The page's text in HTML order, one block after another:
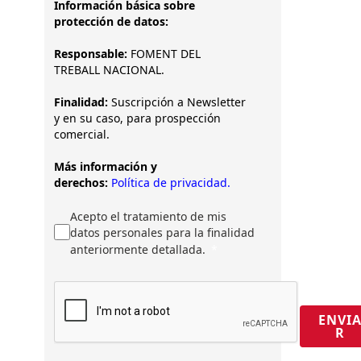
Información básica sobre
protección de datos:
Responsable: FOMENT DEL
TREBALL NACIONAL.
Finalidad: Suscripción a Newsletter
y en su caso, para prospección
comercial.
Más información y
derechos: Política de privacidad.
Acepto el tratamiento de mis
datos personales para la finalidad
anteriormente detallada.
ENVIA
R